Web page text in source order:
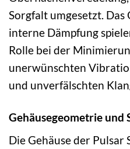
Sorgfalt umgesetzt.
interne Dämpfung
Rolle bei der
unerwünschten
und unverfälschten
Gehäusegeometrie und
Die Gehäuse der Pulsar